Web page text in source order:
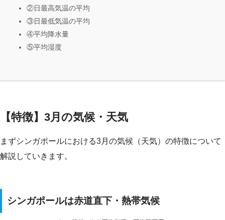
②日最高気温の平均
③日最低気温の平均
④平均降水量
⑤平均湿度
【特徴】3月の気候・天気
まずシンガポールにおける3月の気候（天気）の特徴について
解説していきます。
シンガポールは赤道直下・熱帯気候